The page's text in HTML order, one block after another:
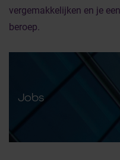
vergemakkelijken en je
beroep.
Jobs